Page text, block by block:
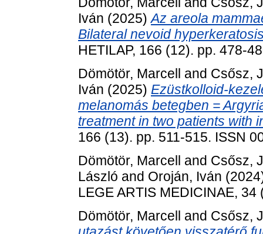
Iván (2025)Az areola
Bilateral nevoid
HETILAP, 166 (12). pp. 478-
Dömötör, Marcell
and Csősz,
Iván (2025) Ezüstkolloid-
melanomás betegben =
treatment in two patients with
166 (13). pp. 511-515. ISSN
Dömötör, Marcell and Csősz,
László and Oroján, Iván
LEGE ARTIS MEDICINAE,
Dömötör, Marcell and Csősz,